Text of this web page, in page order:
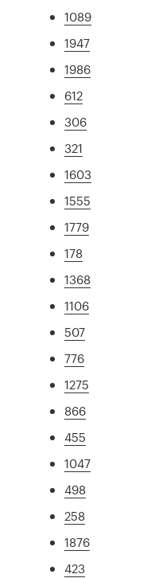
1089
1947
1986
612
306
321
1603
1555
1779
178
1368
1106
507
776
1275
866
455
1047
498
258
1876
423